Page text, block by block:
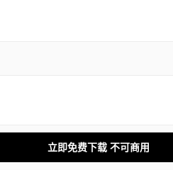
立即免费下载 不可商用